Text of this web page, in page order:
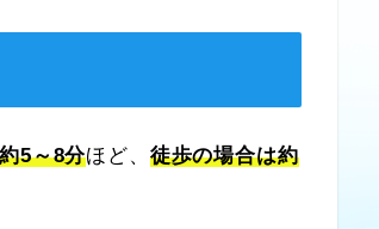
5～8分ほど、 徒歩の場合は約